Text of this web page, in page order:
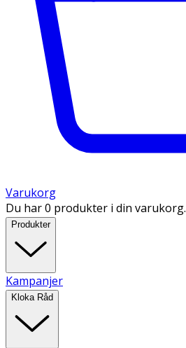
Varukorg
Du har 0 produkter i din varukorg.
Produkter
Kampanjer
Kloka Råd